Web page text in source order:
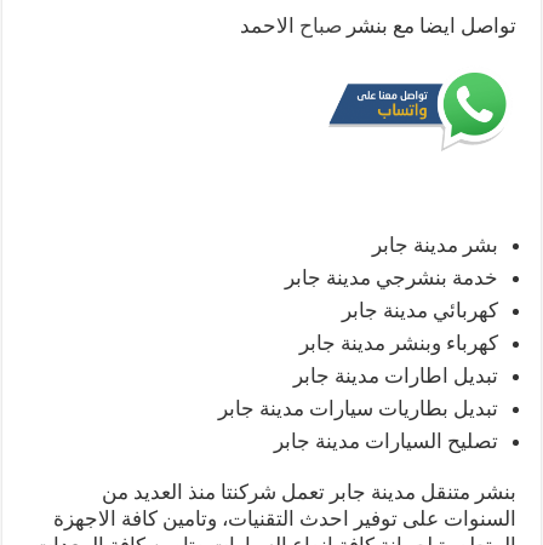
تواصل ايضا مع بنشرصباح الاحمد
بشر مدينة جابر
خدمة بنشرجي مدينة جابر
كهربائي مدينة جابر
كهرباء وبنشر مدينة جابر
تبديل اطارات مدينة جابر
تبديل بطاريات سيارات مدينة جابر
تصليح السيارات مدينة جابر
بنشر متنقل مدينة جابر تعمل شركنتا منذ العديد من
السنوات على توفير احدث التقنيات، وتامين كافة الاجهزة